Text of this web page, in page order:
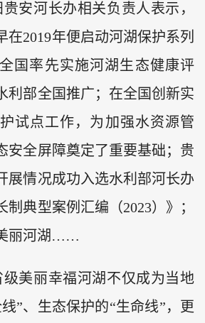
安河长办相关负责人表示，
在2019年便启动河湖保护系列
国率先实施河湖生态健康评
利部全国推广；在全国创新实
试点工作，为加强水资源管
安全屏障奠定了重要基础；贵
展情况成功入选水利部河长办
制典型案例汇编（2023）》；
丽河湖……
级美丽幸福河湖不仅成为当地
”、生态保护的“生命线”，更